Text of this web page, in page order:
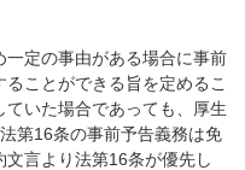
定の事由がある場合に事前
ことができる旨を定めるこ
いた場合であっても、厚生
第16条の事前予告義務は免
言より法第16条が優先し